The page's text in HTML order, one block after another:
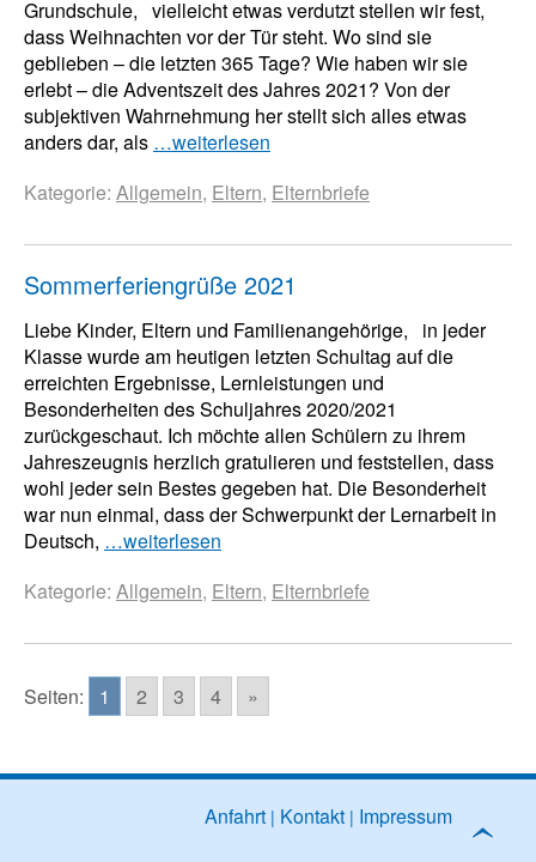
Grundschule, vielleicht etwas verdutzt stellen wir fest,
dass Weihnachten vor der Tür steht. Wo sind sie
geblieben – die letzten 365 Tage? Wie haben wir sie
erlebt – die Adventszeit des Jahres 2021? Von der
subjektiven Wahrnehmung her stellt sich alles etwas
anders dar, als …weiterlesen
Kategorie: Allgemein, Eltern, Elternbriefe
Sommerferiengrüße 2021
Liebe Kinder, Eltern und Familienangehörige, in jeder
Klasse wurde am heutigen letzten Schultag auf die
erreichten Ergebnisse, Lernleistungen und
Besonderheiten des Schuljahres 2020/2021
zurückgeschaut. Ich möchte allen Schülern zu ihrem
Jahreszeugnis herzlich gratulieren und feststellen, dass
wohl jeder sein Bestes gegeben hat. Die Besonderheit
war nun einmal, dass der Schwerpunkt der Lernarbeit in
Deutsch, …weiterlesen
Kategorie: Allgemein, Eltern, Elternbriefe
Seiten: 1 2 3 4 »
Anfahrt Kontakt Impressum